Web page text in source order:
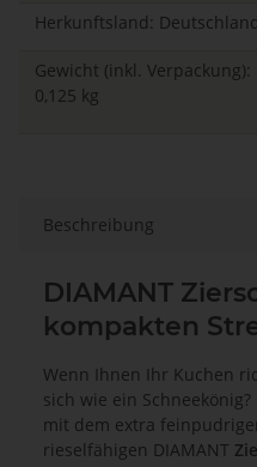
Herkunftsland: Deutschland
Gewicht (inkl. Verpackung):
0,125 kg
Beschreibung
DIAMANT
kompakten
Wenn Ihnen Ihr Kuchen
sich wie ein
mit dem extra
rieselfähigen DIAMANT